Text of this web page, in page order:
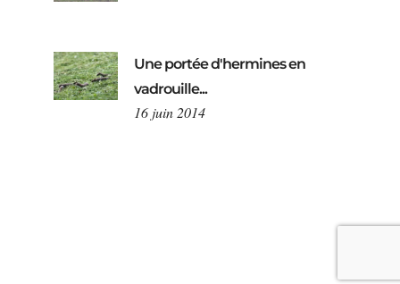
Une portée d'hermines en
vadrouille...
16 juin 2014